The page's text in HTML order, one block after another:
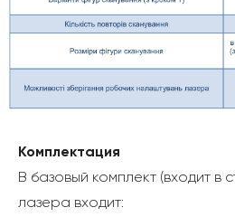
Комплектация
В базовый комплект (входит в
лазера входит: